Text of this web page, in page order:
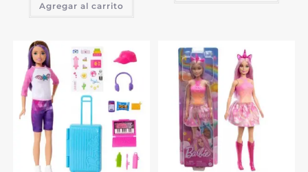
Agregar al carrito